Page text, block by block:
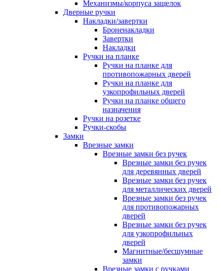
Механизмы/корпуса защелок
Дверные ручки
Накладки/завертки
Броненакладки
Завертки
Накладки
Ручки на планке
Ручки на планке для
противопожарных дверей
Ручки на планке для
узкопрофильных дверей
Ручки на планке общего
назначения
Ручки на розетке
Ручки-скобы
Замки
Врезные замки
Врезные замки без ручек
Врезные замки без ручек
для деревянных дверей
Врезные замки без ручек
для металлических дверей
Врезные замки без ручек
для противопожарных
дверей
Врезные замки без ручек
для узкопрофильных
дверей
Магнитные/бесшумные
замки
Врезные замки с ручками